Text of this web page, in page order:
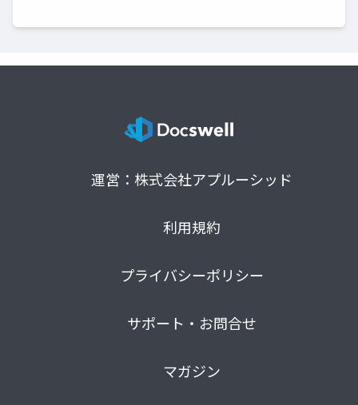
運営：株式会社アプルーシッド
利用規約
プライバシーポリシー
サポート・お問合せ
マガジン